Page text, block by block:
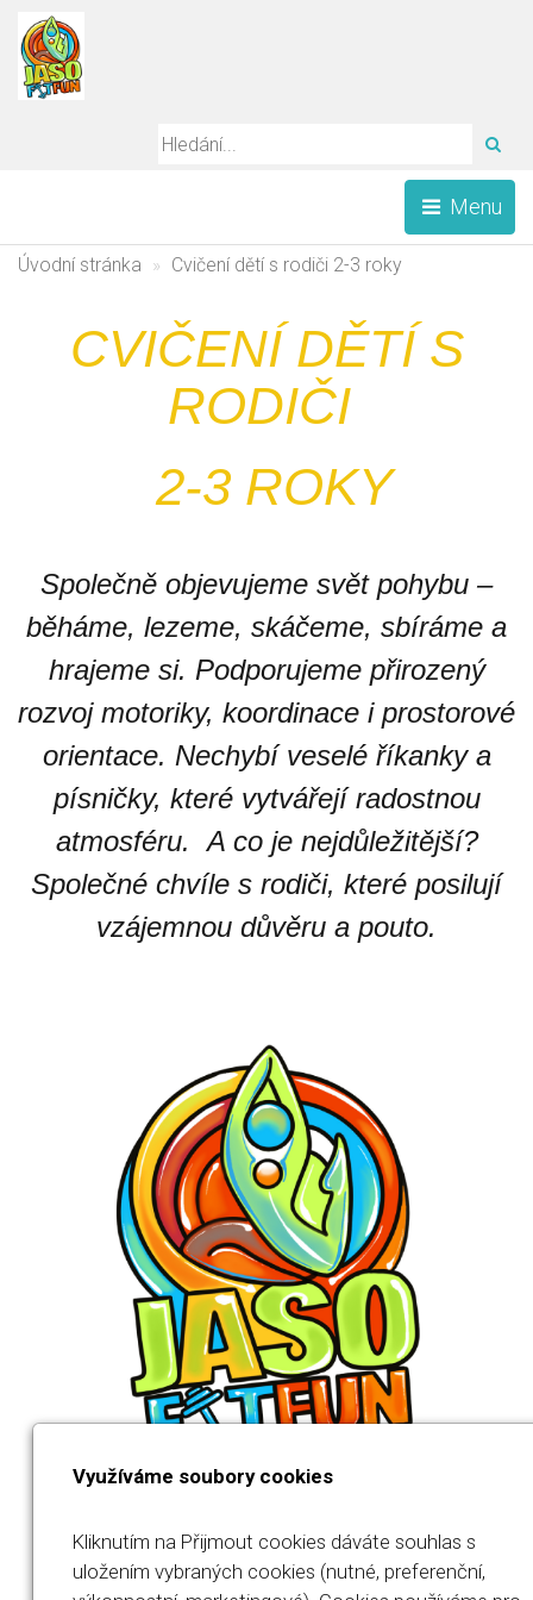
Menu
Úvodní stránka Cvičení dětí s rodiči 2-3 roky
CVIČENÍ DĚTÍ S
RODIČI
2-3 ROKY
Společně objevujeme svět pohybu –
běháme, lezeme, skáčeme, sbíráme a
hrajeme si. Podporujeme přirozený
rozvoj motoriky, koordinace i prostorové
orientace. Nechybí veselé říkanky a
písničky, které vytvářejí radostnou
atmosféru. A co je nejdůležitější?
Společné chvíle s rodiči, které posilují
vzájemnou důvěru a pouto.
Využíváme soubory cookies
Kliknutím na Přijmout cookies dáváte souhlas s
uložením vybraných cookies (nutné, preferenční,